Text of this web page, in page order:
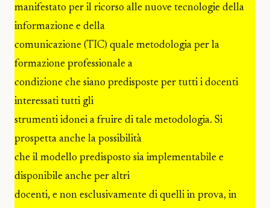
manifestato per il ricorso alle nuove tecnologie della
informazione e della
comunicazione (TIC) quale metodologia per la
formazione professionale a
condizione che siano predisposte per tutti i docenti
interessati tutti gli
strumenti idonei a fruire di tale metodologia. Si
prospetta anche la possibilità
che il modello predisposto sia implementabile e
disponibile anche per altri
docenti, e non esclusivamente di quelli in prova, in